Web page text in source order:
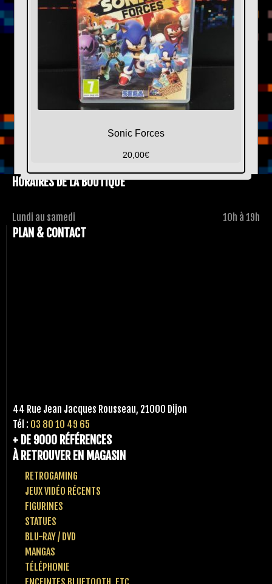
Sonic Forces
20,00€
HORAIRES DE LA BOUTIQUE
Lundi au samedi 10h à 19h
PLAN & CONTACT
44 Rue Jean Jacques Rousseau, 21000 Dijon
Tél : 03 80 10 49 65
+ DE 9000 RÉFÉRENCES
À RETROUVER EN MAGASIN
RETROGAMING
JEUX VIDÉO RÉCENTS
FIGURINES
STATUES
BLU-RAY / DVD
MANGAS
TÉLÉPHONIE